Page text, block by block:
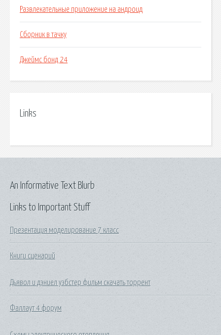
Развлекательные приложение на андроид
Сборник в тачку
Джеймс бонд 24
Links
Links to Important Stuff
Презентация моделирование 7 класс
Книги сценарий
Дьявол и дэниел уэбстер фильм скачать торрент
Фаллаут 4 форум
An Informative Text Blurb